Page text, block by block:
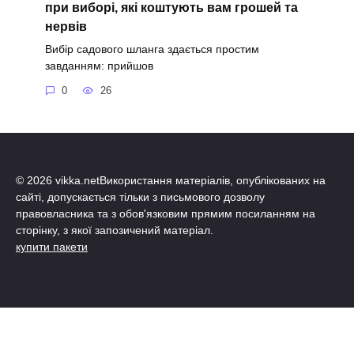
при виборі, які коштують вам грошей та
нервів
Вибір садового шланга здається простим
завданням: прийшов
0 26
© 2026 vikka.netВикористання матеріалів, опублікованих на
сайті, допускається тільки з письмового дозволу
правовласника та з обов'язковим прямим посиланням на
сторінку, з якої запозичений матеріал.
купити пакети